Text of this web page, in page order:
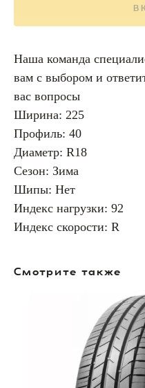
В
Наша команда
вам с выбором и
вас вопросы
Ширина: 225
Профиль: 40
Диаметр: R18
Сезон: Зима
Шипы: Нет
Индекс нагрузки: 92
Индекс скорости: R
Смотрите также